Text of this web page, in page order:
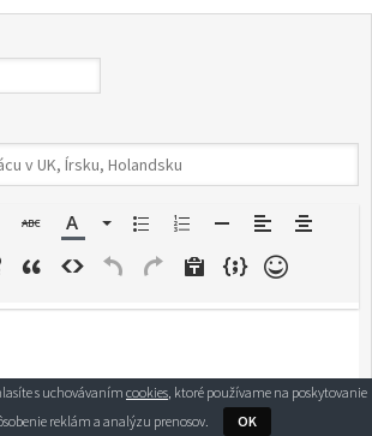
s uchovávaním cookies, ktoré používame na poskytovanie
reklám a analýzu prenosov.
OK